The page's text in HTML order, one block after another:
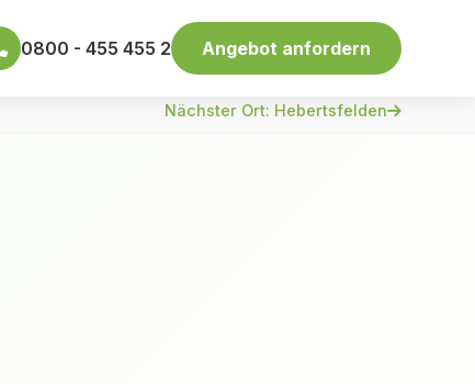
0800 - 455 455 2 Angebot anfordern
Nächster Ort: Hebertsfelden